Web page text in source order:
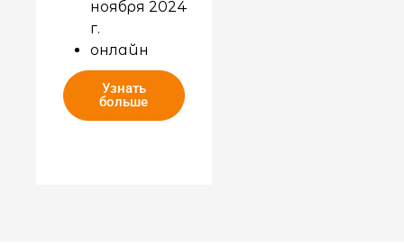
ноября 2024
г.
онлайн
Узнать
больше